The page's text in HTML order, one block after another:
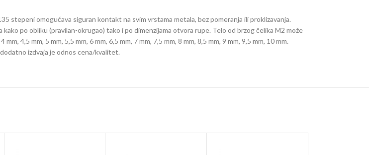
stepeni omogućava siguran kontakt na svim vrstama metala, bez pomeranja ili proklizavanja.
po obliku (pravilan-okrugao) tako i po dimenzijama otvora rupe. Telo od brzog čelika M2 može
4,5 mm, 5 mm, 5,5 mm, 6 mm, 6,5 mm, 7 mm, 7,5 mm, 8 mm, 8,5 mm, 9 mm, 9,5 mm, 10 mm.
izdvaja je odnos cena/kvalitet.